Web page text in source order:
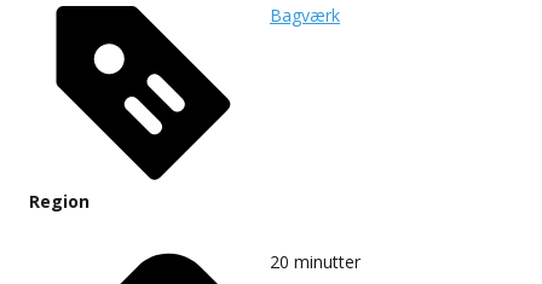
Region
Bagværk
20 minutter